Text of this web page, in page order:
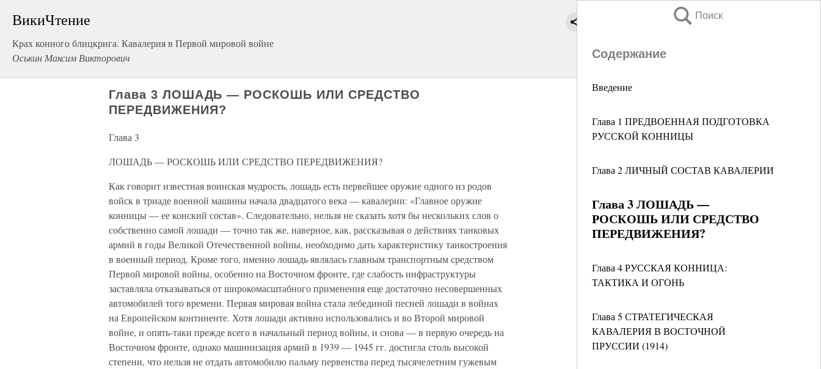
ВикиЧтение
Крах конного блицкрига. Кавалерия в Первой мировой войне
Оськин Максим Викторович
Поиск
Содержание
Введение
Глава 1 ПРЕДВОЕННАЯ ПОДГОТОВКА
РУССКОЙ КОННИЦЫ
Глава 2 ЛИЧНЫЙ СОСТАВ КАВАЛЕРИИ
Глава 3 ЛОШАДЬ —
РОСКОШЬ ИЛИ СРЕДСТВО
ПЕРЕДВИЖЕНИЯ?
Глава 4 РУССКАЯ КОННИЦА:
ТАКТИКА И ОГОНЬ
Глава 5 СТРАТЕГИЧЕСКАЯ
КАВАЛЕРИЯ В ВОСТОЧНОЙ
ПРУССИИ (1914)
Глава 3 ЛОШАДЬ — РОСКОШЬ ИЛИ СРЕДСТВО
ПЕРЕДВИЖЕНИЯ?
Глава 3
ЛОШАДЬ — РОСКОШЬ ИЛИ СРЕДСТВО ПЕРЕДВИЖЕНИЯ?
Как говорит известная воинская мудрость, лошадь есть первейшее оружие одного из родов
войск в триаде военной машины начала двадцатого века — кавалерии: «Главное оружие
конницы — ее конский состав». Следовательно, нельзя не сказать хотя бы нескольких слов о
собственно самой лошади — точно так же, наверное, как, рассказывая о действиях танковых
армий в годы Великой Отечественной войны, необходимо дать характеристику танкостроения
в военный период. Кроме того, именно лошадь являлась главным транспортным средством
Первой мировой войны, особенно на Восточном фронте, где слабость инфраструктуры
заставляла отказываться от широкомасштабного применения еще достаточно несовершенных
автомобилей того времени. Первая мировая война стала лебединой песней лошади в войнах
на Европейском континенте. Хотя лошади активно использовались и во Второй мировой
войне, и опять-таки прежде всего в начальный период войны, и снова — в первую очередь на
Восточном фронте, однако машинизация армий в 1939 — 1945 гг. достигла столь высокой
степени, что нельзя не отдать автомобилю пальму первенства перед тысячелетним гужевым